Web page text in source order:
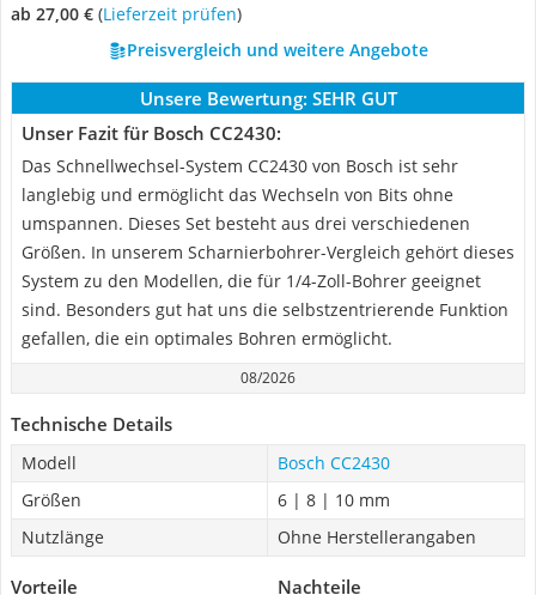
ab 27,00 € (Lieferzeit prüfen)
Preisvergleich und weitere Angebote
Unsere Bewertung: SEHR GUT
Unser Fazit für Bosch CC2430:
Das Schnellwechsel-System CC2430 von Bosch ist sehr
langlebig und ermöglicht das Wechseln von Bits ohne
umspannen. Dieses Set besteht aus drei verschiedenen
Größen. In unserem Scharnierbohrer-Vergleich gehört dieses
System zu den Modellen, die für 1/4-Zoll-Bohrer geeignet
sind. Besonders gut hat uns die selbstzentrierende Funktion
gefallen, die ein optimales Bohren ermöglicht.
08/2026
Technische Details
Modell
Bosch CC2430
Größen
6 | 8 | 10 mm
Nutzlänge
Ohne Herstellerangaben
Vorteile Nachteile